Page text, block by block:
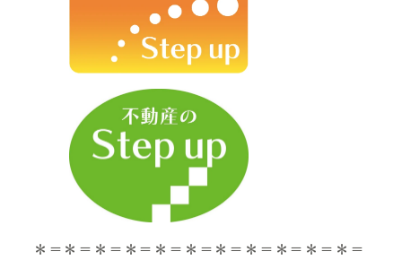
＊＝＊＝＊＝＊＝＊＝＊＝＊＝＊＝＊＝＊＝＊＝